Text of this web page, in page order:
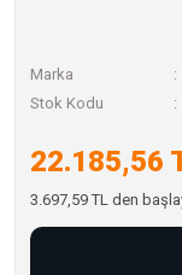
Marka
Stok Kodu
22.185,56
3.697,59 TL den